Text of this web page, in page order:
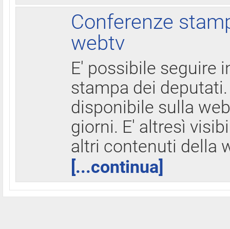
Conferenze
webtv
E' possibile seguire
stampa dei
disponibile sulla
giorni. E' altresì
altri contenuti della
[...continua]